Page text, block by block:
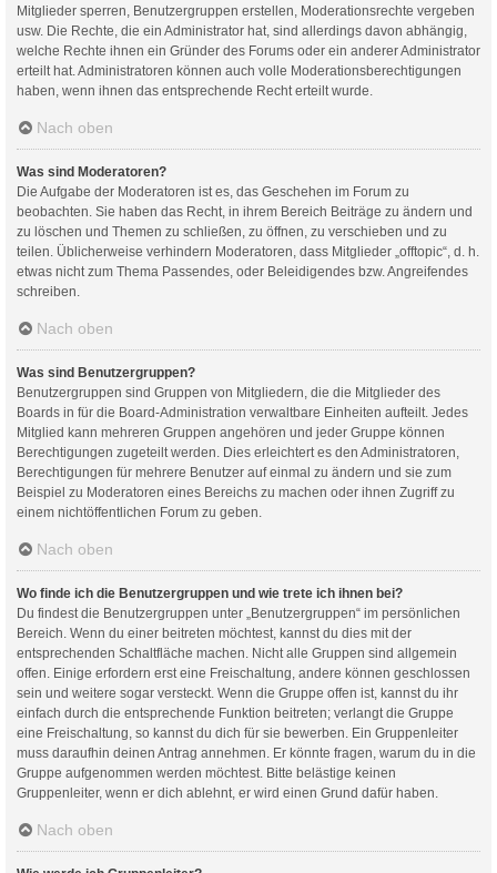
Mitglieder sperren, Benutzergruppen erstellen, Moderationsrechte vergeben
usw. Die Rechte, die ein Administrator hat, sind allerdings davon abhängig,
welche Rechte ihnen ein Gründer des Forums oder ein anderer Administrator
erteilt hat. Administratoren können auch volle Moderationsberechtigungen
haben, wenn ihnen das entsprechende Recht erteilt wurde.
Nach oben
Was sind Moderatoren?
Die Aufgabe der Moderatoren ist es, das Geschehen im Forum zu
beobachten. Sie haben das Recht, in ihrem Bereich Beiträge zu ändern und
zu löschen und Themen zu schließen, zu öffnen, zu verschieben und zu
teilen. Üblicherweise verhindern Moderatoren, dass Mitglieder „offtopic“, d. h.
etwas nicht zum Thema Passendes, oder Beleidigendes bzw. Angreifendes
schreiben.
Nach oben
Was sind Benutzergruppen?
Benutzergruppen sind Gruppen von Mitgliedern, die die Mitglieder des
Boards in für die Board-Administration verwaltbare Einheiten aufteilt. Jedes
Mitglied kann mehreren Gruppen angehören und jeder Gruppe können
Berechtigungen zugeteilt werden. Dies erleichtert es den Administratoren,
Berechtigungen für mehrere Benutzer auf einmal zu ändern und sie zum
Beispiel zu Moderatoren eines Bereichs zu machen oder ihnen Zugriff zu
einem nichtöffentlichen Forum zu geben.
Nach oben
Wo finde ich die Benutzergruppen und wie trete ich ihnen bei?
Du findest die Benutzergruppen unter „Benutzergruppen“ im persönlichen
Bereich. Wenn du einer beitreten möchtest, kannst du dies mit der
entsprechenden Schaltfläche machen. Nicht alle Gruppen sind allgemein
offen. Einige erfordern erst eine Freischaltung, andere können geschlossen
sein und weitere sogar versteckt. Wenn die Gruppe offen ist, kannst du ihr
einfach durch die entsprechende Funktion beitreten; verlangt die Gruppe
eine Freischaltung, so kannst du dich für sie bewerben. Ein Gruppenleiter
muss daraufhin deinen Antrag annehmen. Er könnte fragen, warum du in die
Gruppe aufgenommen werden möchtest. Bitte belästige keinen
Gruppenleiter, wenn er dich ablehnt, er wird einen Grund dafür haben.
Nach oben